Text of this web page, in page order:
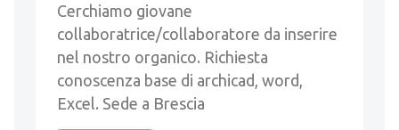
Cerchiamo giovane
collaboratrice/collaboratore da inserire
nel nostro organico. Richiesta
conoscenza base di archicad, word,
Excel. Sede a Brescia